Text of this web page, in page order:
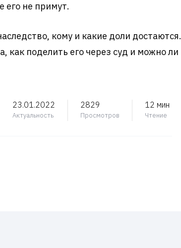
его не примут.
кому и какие доли достаются.
как поделить его через суд и можно ли
23.01.2022
Актуальность
2829
Просмотров
12 мин
Чтение